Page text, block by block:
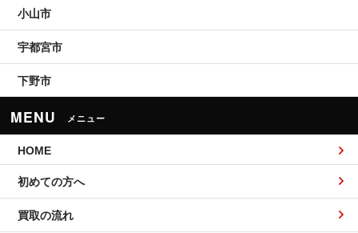
小山市
宇都宮市
下野市
MENU メニュー
HOME
初めての方へ
買取の流れ